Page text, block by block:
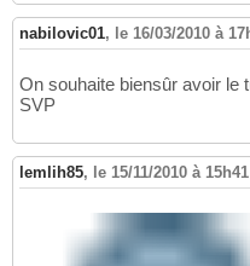
nabilovic01, le 16/03/2010 à
On souhaite biensûr avoir le
SVP
lemlih85, le 15/11/2010 à 15h41